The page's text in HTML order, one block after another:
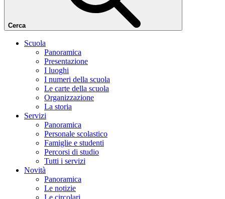
Cerca
Scuola
Panoramica
Presentazione
I luoghi
I numeri della scuola
Le carte della scuola
Organizzazione
La storia
Servizi
Panoramica
Personale scolastico
Famiglie e studenti
Percorsi di studio
Tutti i servizi
Novità
Panoramica
Le notizie
Le circolari